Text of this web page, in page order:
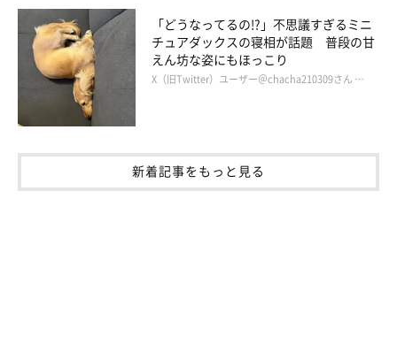
関連記事:
「オテとおかわりを一度で済ませている？」 お
やつが欲しくて”効率の良さ”を披露してしまう
X（旧Twitter）ユーザー＠YUZU_golden_さんは、ゴールデン・レ
トリーバーのゆずちゃんの飼い主さん。最近、ゆずちゃんが両前足
取材・文／仲田陽子
※この記事は投稿者さまに取材し、了承の上制作したものです。
「どうなってるの!?」不思議すぎるミニ
チュアダックスの寝相が話題 普段の甘
えん坊な姿にもほっこり
X（旧Twitter）ユーザー＠chacha210309さん …
新着記事をもっと見る